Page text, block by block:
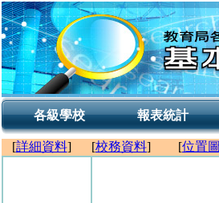
各級學校 報表統計
[詳細資料] [校務資料] [位置圖